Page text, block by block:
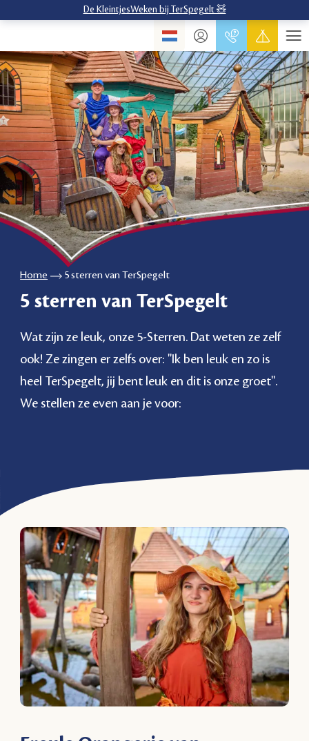
De KleintjesWeken bij TerSpegelt 🧸
Home 5 sterren van TerSpegelt
5 sterren van TerSpegelt
Wat zijn ze leuk, onze 5-Sterren. Dat weten ze zelf
ook! Ze zingen er zelfs over: ''Ik ben leuk en zo is
heel TerSpegelt, jij bent leuk en dit is onze groet''.
We stellen ze even aan je voor: